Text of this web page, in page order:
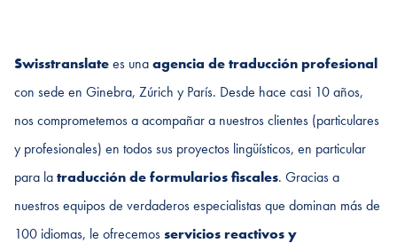
Swisstranslatees unaagencia de traducción profesional
con sede en Ginebra, Zúrich y París. Desde hace casi 10 años,
nos comprometemos a acompañar a nuestros clientes (particulares
y profesionales) en todos sus proyectos lingüísticos, en particular
para latraducción de formularios fiscales. Gracias a
nuestros equipos de verdaderos especialistas que dominan más de
100 idiomas, le ofrecemosservicios reactivos y